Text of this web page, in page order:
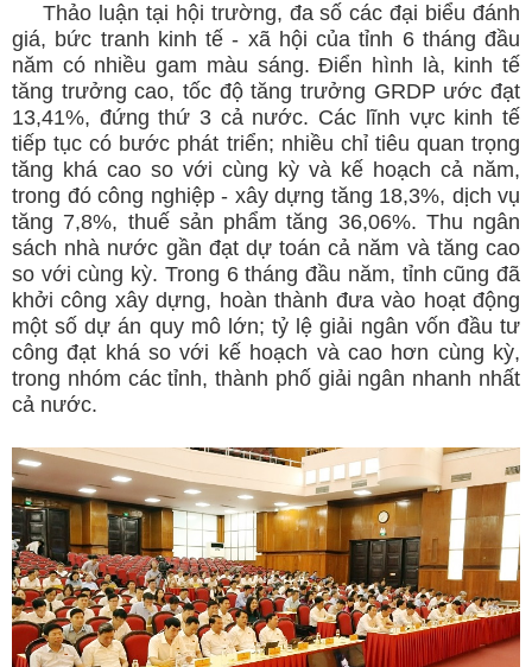
Thảo luận tại hội trường, đa số các đại biểu đánh
giá, bức tranh kinh tế - xã hội của tỉnh 6 tháng đầu
năm có nhiều gam màu sáng. Điển hình là, kinh tế
tăng trưởng cao, tốc độ tăng trưởng GRDP ước đạt
13,41%, đứng thứ 3 cả nước. Các lĩnh vực kinh tế
tiếp tục có bước phát triển; nhiều chỉ tiêu quan trọng
tăng khá cao so với cùng kỳ và kế hoạch cả năm,
trong đó công nghiệp - xây dựng tăng 18,3%, dịch vụ
tăng 7,8%, thuế sản phẩm tăng 36,06%. Thu ngân
sách nhà nước gần đạt dự toán cả năm và tăng cao
so với cùng kỳ. Trong 6 tháng đầu năm, tỉnh cũng đã
khởi công xây dựng, hoàn thành đưa vào hoạt động
một số dự án quy mô lớn; tỷ lệ giải ngân vốn đầu tư
công đạt khá so với kế hoạch và cao hơn cùng kỳ,
trong nhóm các tỉnh, thành phố giải ngân nhanh nhất
cả nước.